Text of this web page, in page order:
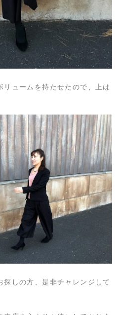
ュームを持たせたので、上は
しの方、是非チャレンジして